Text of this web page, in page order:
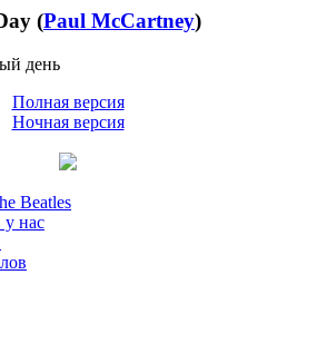
(Paul McCartney)
день
Полная версия
Ночная версия
Beatles
нас